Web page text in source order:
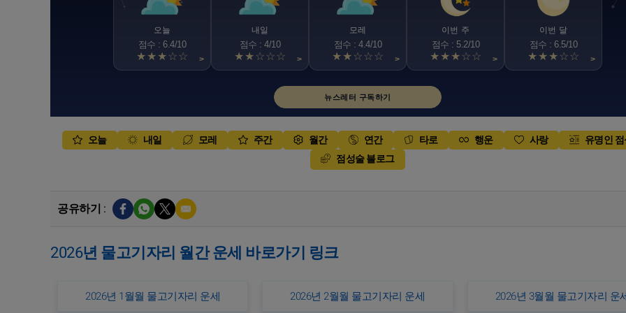
오늘
점수 : 6.4/10
★★★☆☆ >
내일
점수 : 4/10
★★☆☆☆ >
모레
점수 : 4.4/10
★★☆☆☆ >
이번 주
점수 : 5.2/10
★★★☆☆ >
이번 달
점수 : 6.5/10
★★★☆☆ >
뉴스레터 구독하기
오늘 내일 모레 주간 월간 연간 타로 행운 사랑
유명인
점성술 블로그
공유하기 :
2026년 물고기자리 월간 운세 바로가기 링크
2026년 1월월 물고기자리 운세 2026년 2월월 물고기자리 운세 2026년 3월월 물고기자리 운